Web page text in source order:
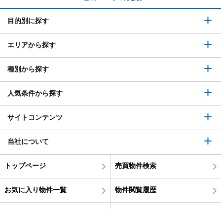
目的別に探す
エリアから探す
種別から探す
人気条件から探す
サイトコンテンツ
当社について
トップページ 売買物件検索
お気に入り物件一覧 物件閲覧履歴